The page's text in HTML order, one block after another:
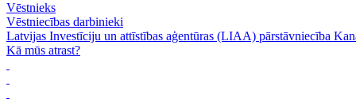
Vēstnieks
Vēstniecības darbinieki
Latvijas Investīciju un attīstības aģentūras (LIAA) pārstāvniecība
Kā mūs atrast?